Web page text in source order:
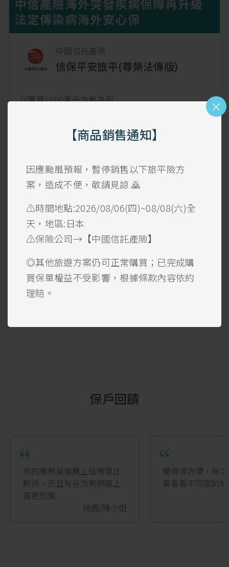
×
【商品銷售通知】
因應颱風預報，暫停銷售以下旅平險方
案，造成不便，敬請見諒 🙇
⚠️時間地點:2026/08/06(四)~08/08(六)全
天，地區:日本
⚠️保險公司→【中國信託產險】
◎其他旅遊方案仍可正常購買；已完成購
買保單權益不受影響，根據條款內容依約
理賠。
中國信託產險
信保平安旅平(尊榮法傳版)
以購買1000萬元方案為例
【傷害醫療】100萬
【班機延誤】超過 4hr -可賠 6,000 元
每次上限12,000元，可理賠二次
【行李延誤】超過6hr-賠$6,000元
【信用卡盜用】上限5萬
【急難救助】上限6萬美金
保戶回饋
“
我的業務員推薦上這裡買比
較快，而且有些方案網路上
買更划算
桃園/陳小姐
“
覺得很方便，每
買看看不同家的